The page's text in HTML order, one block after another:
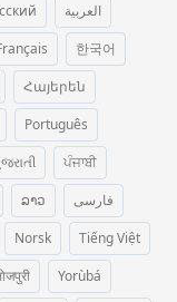
العربية
한국어
Հայերեն
Português
ਪੰਜਾਬੀ
ລາວ
فارسی
Norsk
Tiếng Việt
Yorùbá